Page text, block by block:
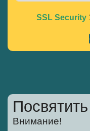
Alternative:
SSL Security
Внимание!